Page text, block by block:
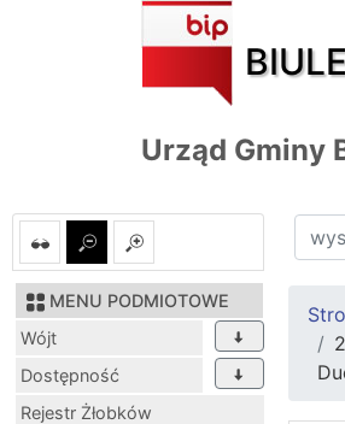
Urząd Gminy
MENU PODMIOTOWE
Wójt
Dostępność
Rejestr Żłobków